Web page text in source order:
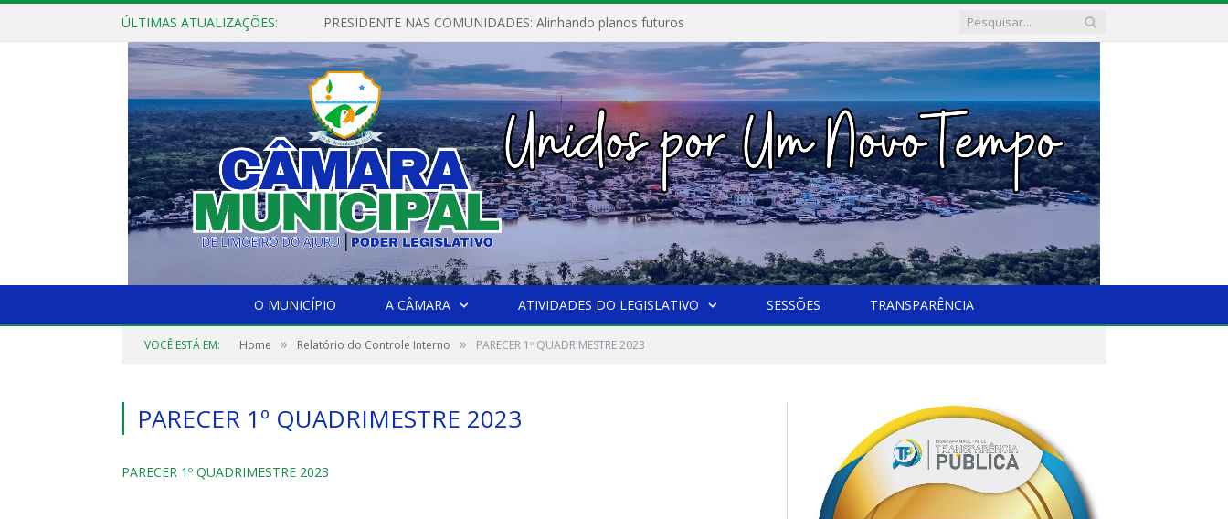
ÚLTIMAS ATUALIZAÇÕES: PRESIDENTE NAS COMUNIDADES: Alinhando planos futuros
O MUNICÍPIO A CÂMARA ATIVIDADES DO LEGISLATIVO SESSÕES TRANSPARÊNCIA
VOCÊ ESTÁ EM: Home » Relatório do Controle Interno » PARECER 1º QUADRIMESTRE 2023
PARECER 1º QUADRIMESTRE 2023
PARECER 1º QUADRIMESTRE 2023